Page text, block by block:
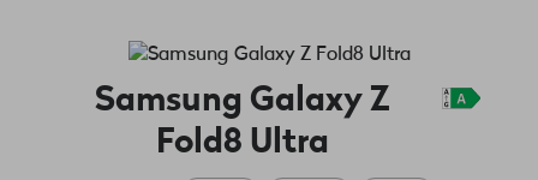
Samsung Galaxy Z
Fold8 Ultra